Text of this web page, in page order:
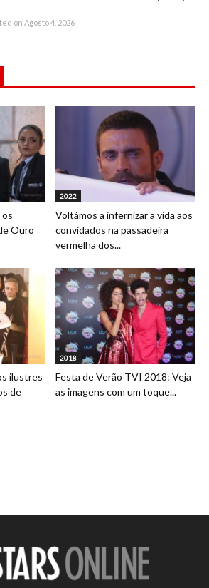
on Agosto 4, 2026
Ouro
2022
Voltámos a infernizar a vida aos
convidados na passadeira
vermelha dos...
ilustres
de
2018
Festa de Verão TVI 2018: Veja
as imagens com um toque...